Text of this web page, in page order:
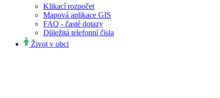
Klikací rozpočet
Mapová aplikace GIS
FAQ - časté dotazy
Důležitá telefonní čísla
Život v obci